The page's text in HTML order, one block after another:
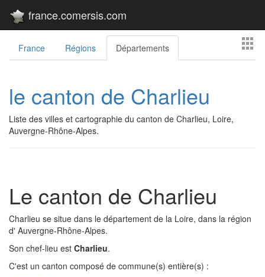
france.comersis.com
France Régions Départements
le canton de Charlieu
Liste des villes et cartographie du canton de Charlieu, Loire,
Auvergne-Rhône-Alpes.
Le canton de Charlieu
Charlieu se situe dans le département de la Loire, dans la région
d' Auvergne-Rhône-Alpes.
Son chef-lieu est Charlieu.
C'est un canton composé de commune(s) entière(s) :